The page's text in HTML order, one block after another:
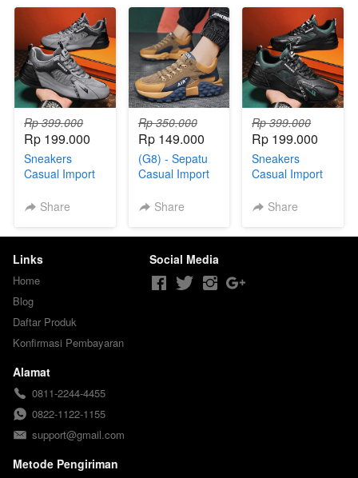
Rp 399.000
Rp 199.000
Sneakers
Casual Import
Kaos Kaki
Share
Rp 350.000
Rp 149.000
(G8) - Sepatu
Casual Import
KakiShare
Rp 399.000
Rp 199.000
Sneakers
Casual Import
Kaos Kaki
Share
Links
Home
Blog
Daftar Produk
Konfirmasi Pembayaran
Social Media
Alamat
0811-2244-4455
0822-1122-1155
support@gmail.com
Metode Pengiriman